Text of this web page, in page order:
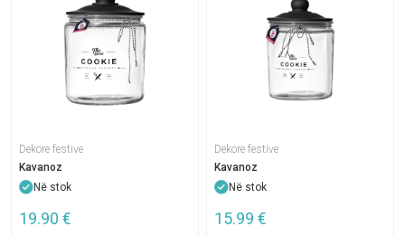
Dekore festive
Kavanoz
Në stok
19.90 €
Dekore festive
Kavanoz
Në stok
15.99 €